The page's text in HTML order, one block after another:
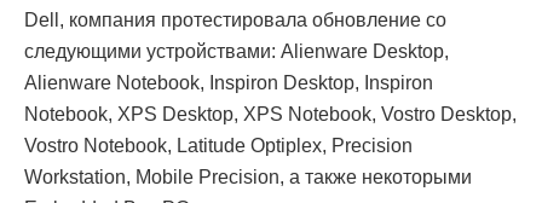
Dell, компания протестировала обновление со
следующими устройствами: Alienware Desktop,
Alienware Notebook, Inspiron Desktop, Inspiron
Notebook, XPS Desktop, XPS Notebook, Vostro Desktop,
Vostro Notebook, Latitude Optiplex, Precision
Workstation, Mobile Precision, а также некоторыми